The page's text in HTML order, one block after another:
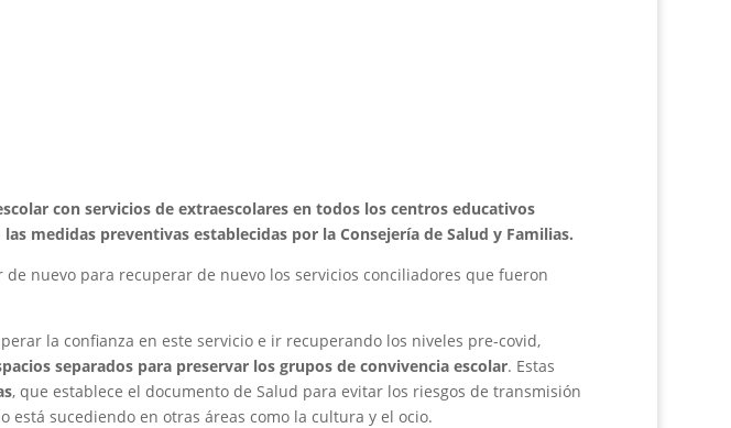
con servicios de extraescolares en todos los centros educativos
medidas preventivas establecidas por la Consejería de Salud y Familias.
nuevo para recuperar de nuevo los servicios conciliadores que fueron
la confianza en este servicio e ir recuperando los niveles pre-covid,
separados para preservar los grupos de convivencia escolar. Estas
, que establece el documento de Salud para evitar los riesgos de transmisión
sucediendo en otras áreas como la cultura y el ocio.